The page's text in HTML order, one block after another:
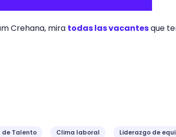
Crehana, mira todas las vacantesque
de Talento Clima laboral Liderazgo de